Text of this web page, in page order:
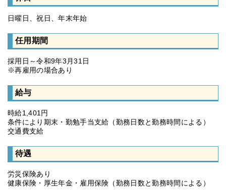
日曜日、祝日、年末年始
任用期間
採用日～令和9年3月31日
※再雇用の場合あり
給与
時給1,401円
条件により期末・勤勉手当支給（勤務日数と勤務時間による）
交通費支給
待遇
労災保険あり
健康保険・厚生年金・雇用保険（勤務日数と勤務時間による）